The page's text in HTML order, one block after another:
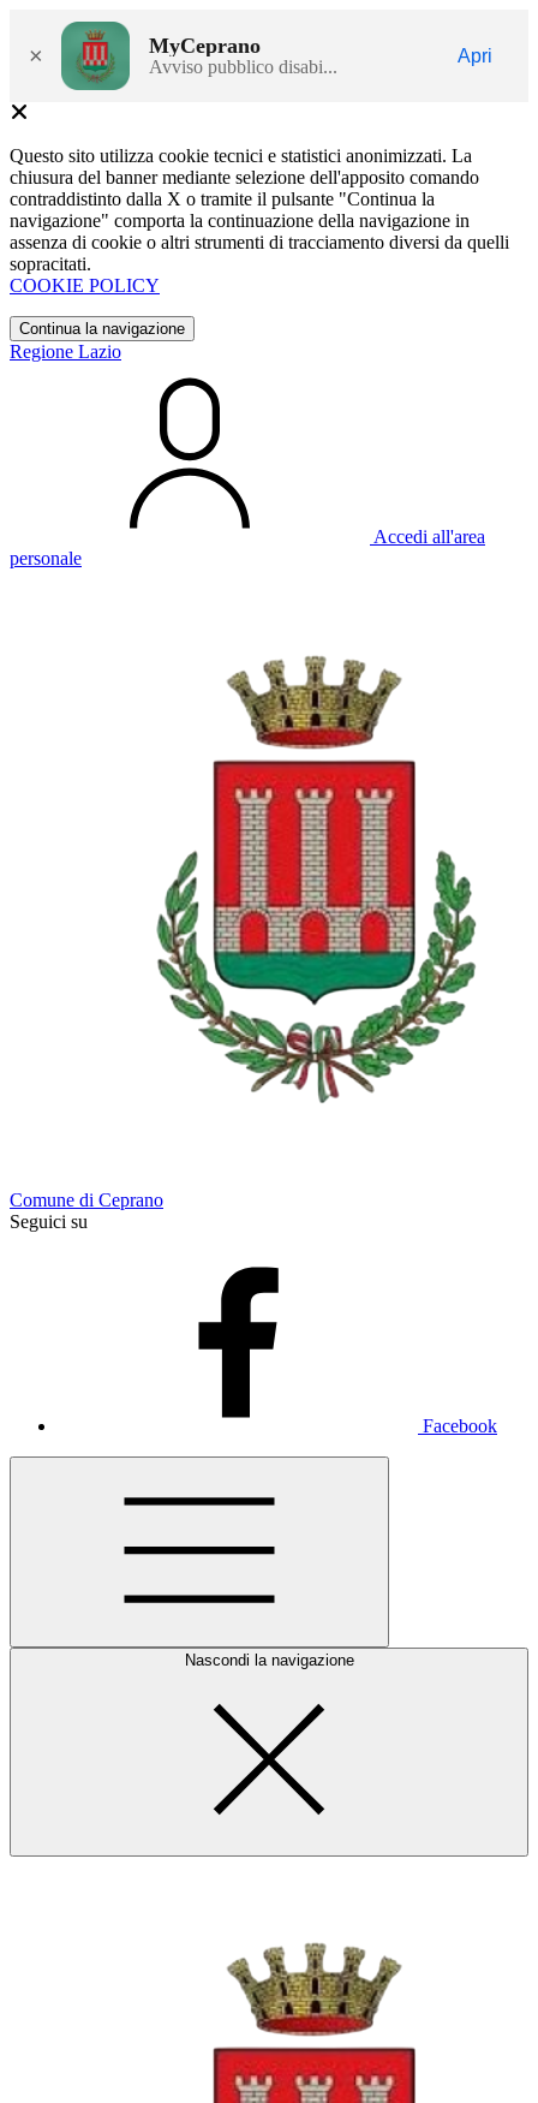
× MyCeprano
Avviso pubblico disabi...
Apri
Questo sito utilizza cookie tecnici e statistici anonimizzati. La
chiusura del banner mediante selezione dell'apposito comando
contraddistinto dalla X o tramite il pulsante "Continua la
navigazione" comporta la continuazione della navigazione in
assenza di cookie o altri strumenti di tracciamento diversi da quelli
sopracitati.
COOKIE POLICY
Continua la navigazione
Regione Lazio
Accedi all'area
personale
Comune di Ceprano
Seguici su
Facebook
Nascondi la navigazione